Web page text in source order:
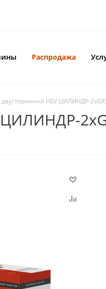
Распродажа
НБУ ЦИЛИНДР-